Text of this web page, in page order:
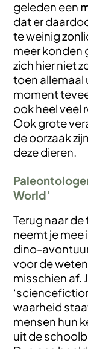
geleden een
dat er
te weinig
meer konden
zich hier niet
toen allemaal
moment
ook heel veel
Ook grote
de oorzaak
deze dieren.
World’
Terug naar de
neemt je
dino-
voor de
misschien af.
waarheid
mensen hun
uit de